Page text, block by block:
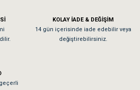
paketlemesine bayıldım
KOLAY İADE & DEĞİŞİM
14 gün içerisinde iade edebilir veya
değiştirebilirsiniz.